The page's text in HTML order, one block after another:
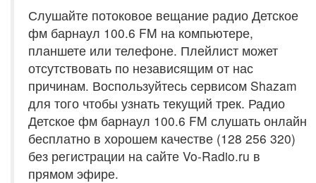
Слушайте потоковое вещание радио Детское
фм барнаул 100.6 FM на компьютере,
планшете или телефоне. Плейлист может
отсутствовать по независящим от нас
причинам. Воспользуйтесь сервисом Shazam
для того чтобы узнать текущий трек. Радио
Детское фм барнаул 100.6 FM слушать онлайн
бесплатно в хорошем качестве (128 256 320)
без регистрации на сайте Vo-Radio.ru в
прямом эфире.